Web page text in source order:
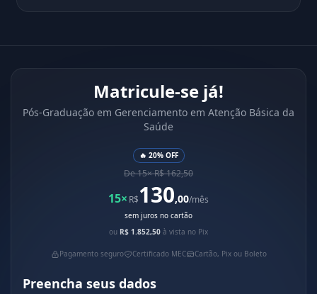
Matricule-se já!
Pós-Graduação em Gerenciamento em Atenção Básica da
Saúde
🔥 20% OFF
De 15× R$ 162,50
15× R$130,00/mês
sem juros no cartão
ou R$ 1.852,50 à vista no Pix
Pagamento seguro Certificado MEC Cartão, Pix ou Boleto
Preencha seus dados